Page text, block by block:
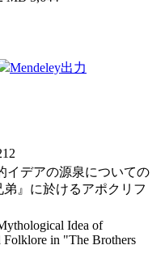
Mendeley出力
イデアの源泉についての
』に於けるアポクリフ
Idea of
Folklore in "The Brothers